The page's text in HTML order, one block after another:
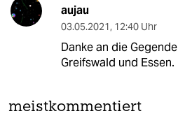
aujau
03.05.2021, 12:40 Uhr
Danke an die
Greifswald und Essen.
meistkommentiert